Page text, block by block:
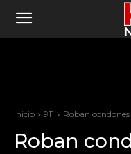
Inicio 911 Roban
Roban